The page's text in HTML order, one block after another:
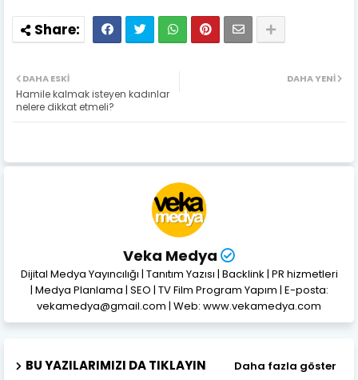
DAHA YENI
DAHA ESKI
Hamile kalmak isteyen kadınlar
nelere dikkat etmeli?
Veka Medya
Dijital Medya Yayıncılığı | Tanıtım Yazısı | Backlink | PR hizmetleri
| Medya Planlama | SEO | TV Film Program Yapım | E-posta:
vekamedya@gmail.com | Web: www.vekamedya.com
BU YAZILARIMIZI DA TIKLAYIN Daha fazla göster